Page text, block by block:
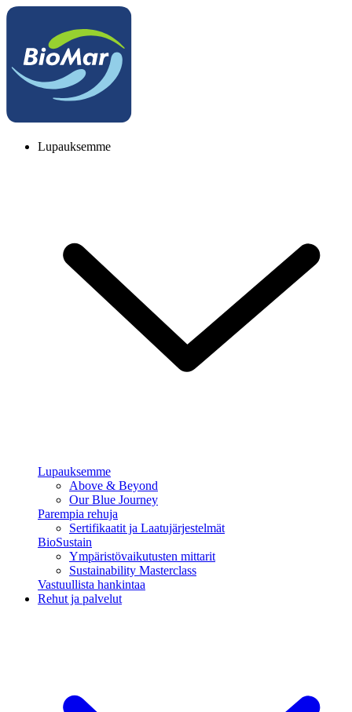
Lupauksemme
Lupauksemme
Above & Beyond
Our Blue Journey
Parempia rehuja
Sertifikaatit ja Laatujärjestelmät
BioSustain
Ympäristövaikutusten mittarit
Sustainability Masterclass
Vastuullista hankintaa
Rehut ja palvelut